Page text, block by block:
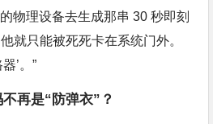
物理设备去生成那串 30 秒即刻
就只能被死死卡在系统门外。
’。”
再是“防弹衣”？